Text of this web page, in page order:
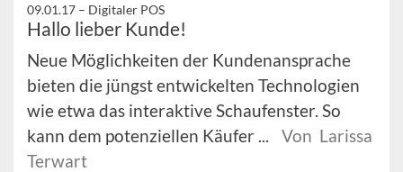
09.01.17 – Digitaler POS
Hallo lieber Kunde!
Neue Möglichkeiten der Kundenansprache
bieten die jüngst entwickelten Technologien
wie etwa das interaktive Schaufenster. So
kann dem potenziellen Käufer ...
Von Larissa
Terwart